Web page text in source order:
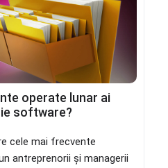
operate lunar ai
software?
cele mai frecvente
antreprenorii și managerii